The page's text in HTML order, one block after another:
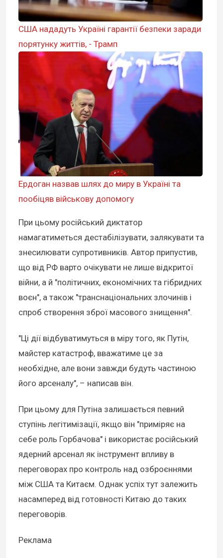
США нададуть Україні гарантії безпеки заради
порятунку життів, - Трамп
Ердоган назвав шлях до миру в Україні та
пообіцяв військову допомогу
При цьому російський диктатор
намагатиметься дестабілізувати, залякувати та
знесилювати супротивників. Автор припустив,
що від РФ варто очікувати не лише відкритої
війни, а й "політичних, економічних та гібридних
воєн", а також "транснаціональних злочинів і
спроб створення зброї масового знищення".
"Ці дії відбуватимуться в міру того, як Путін,
майстер катастроф, вважатиме це за
необхідне, але вони завжди будуть частиною
його арсеналу", – написав він.
При цьому для Путіна залишається певний
ступінь легітимізації, якщо він "приміряє на
себе роль Горбачова" і використає російський
ядерний арсенал як інструмент впливу в
переговорах про контроль над озброєннями
між США та Китаєм. Однак успіх тут залежить
насамперед від готовності Китаю до таких
переговорів.
Реклама